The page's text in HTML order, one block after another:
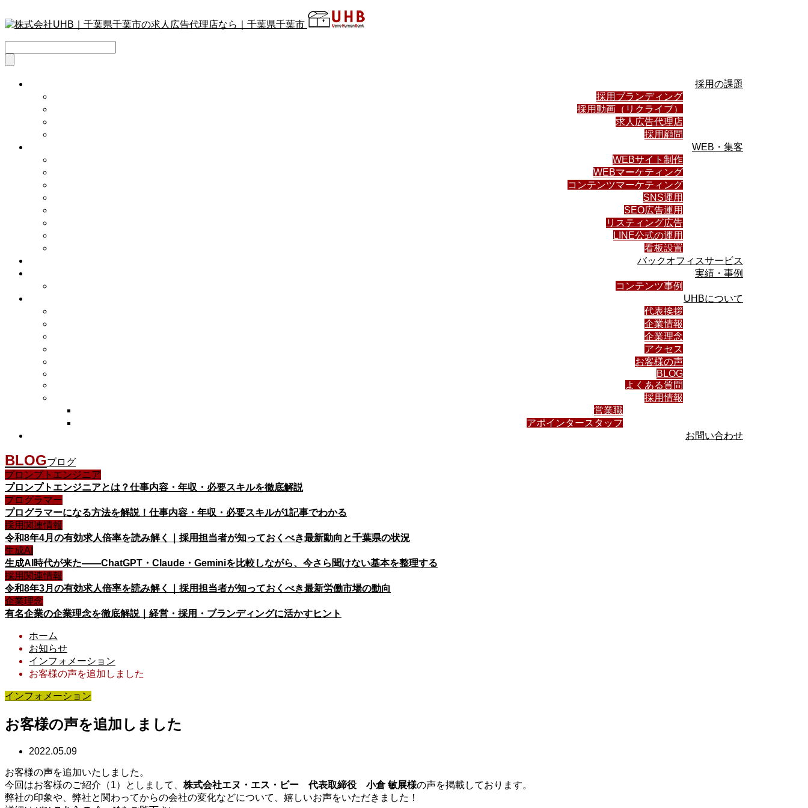
採用の課題
採用ブランディング
採用動画（リクライブ）
求人広告代理店
採用顧問
WEB・集客
WEBサイト制作
WEBマーケティング
コンテンツマーケティング
SNS運用
SEO広告運用
リスティング広告
LINE公式の運用
看板設置
バックオフィスサービス
実績・事例
コンテンツ事例
UHBについて
代表挨拶
企業情報
企業理念
アクセス
お客様の声
BLOG
よくある質問
採用情報
営業職
アポインタースタッフ
お問い合わせ
BLOGブログ
プロンプトエンジニア
プロンプトエンジニアとは？仕事内容・年収・必要スキルを徹底解説
プログラマー
プログラマーになる方法を解説！仕事内容・年収・必要スキルが1記事でわかる
採用関連情報
令和8年4月の有効求人倍率を読み解く｜採用担当者が知っておくべき最新動向と千葉県の状況
生成AI
生成AI時代が来た——ChatGPT・Claude・Geminiを比較しながら、今さら聞けない基本を整理する
採用関連情報
令和8年3月の有効求人倍率を読み解く｜採用担当者が知っておくべき最新労働市場の動向
企業理念
有名企業の企業理念を徹底解説｜経営・採用・ブランディングに活かすヒント
ホーム
お知らせ
インフォメーション
お客様の声を追加しました
インフォメーション
お客様の声を追加しました
2022.05.09
お客様の声を追加いたしました。
今回はお客様のご紹介（1）としまして、 株式会社エヌ・エス・ビー 代表取締役 小倉 敏展様の声を掲載しております。
弊社の印象や、弊社と関わってからの会社の変化などについて、嬉しいお声をいただきました！